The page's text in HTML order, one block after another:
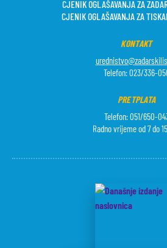
CJENIK OGLAŠAVANJA ZA
CJENIK OGLAŠAVANJA ZA
KONTAKT
Telefon: 023/336-
PRETPLATA
Telefon: 051/650-
Radno vrijeme od 7 do